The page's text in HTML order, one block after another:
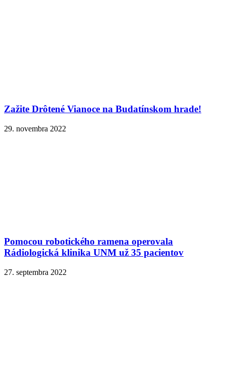
Zažite Drôtené Vianoce na Budatínskom hrade!
29. novembra 2022
Pomocou robotického ramena operovala
Rádiologická klinika UNM už 35 pacientov
27. septembra 2022